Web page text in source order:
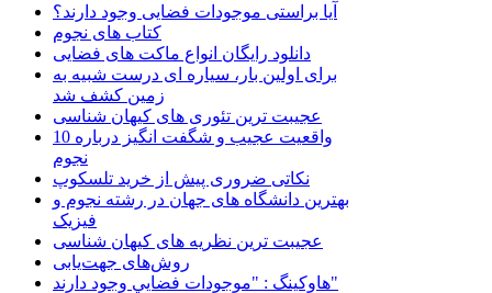
آیا براستی موجودات فضایی وجود دارند؟
کتاب های نجوم
دانلود رایگان انواع ماکت های فضایی
برای اولین بار، سیاره ای درست شبیه به
زمین کشف شد
عجیبت ترین تئوری های کیهان شناسی
10 واقعیت عجیب و شگفت انگیز درباره
نجوم
نکاتی ضروری پیش از خرید تلسکوپ
بهترین دانشگاه های جهان در رشته نجوم و
فیزیک
عجیبت ترین نظریه های کیهان شناسی
روش‌های جهت‌یابی
هاوكينگ : "موجودات فضايي وجود دارند"